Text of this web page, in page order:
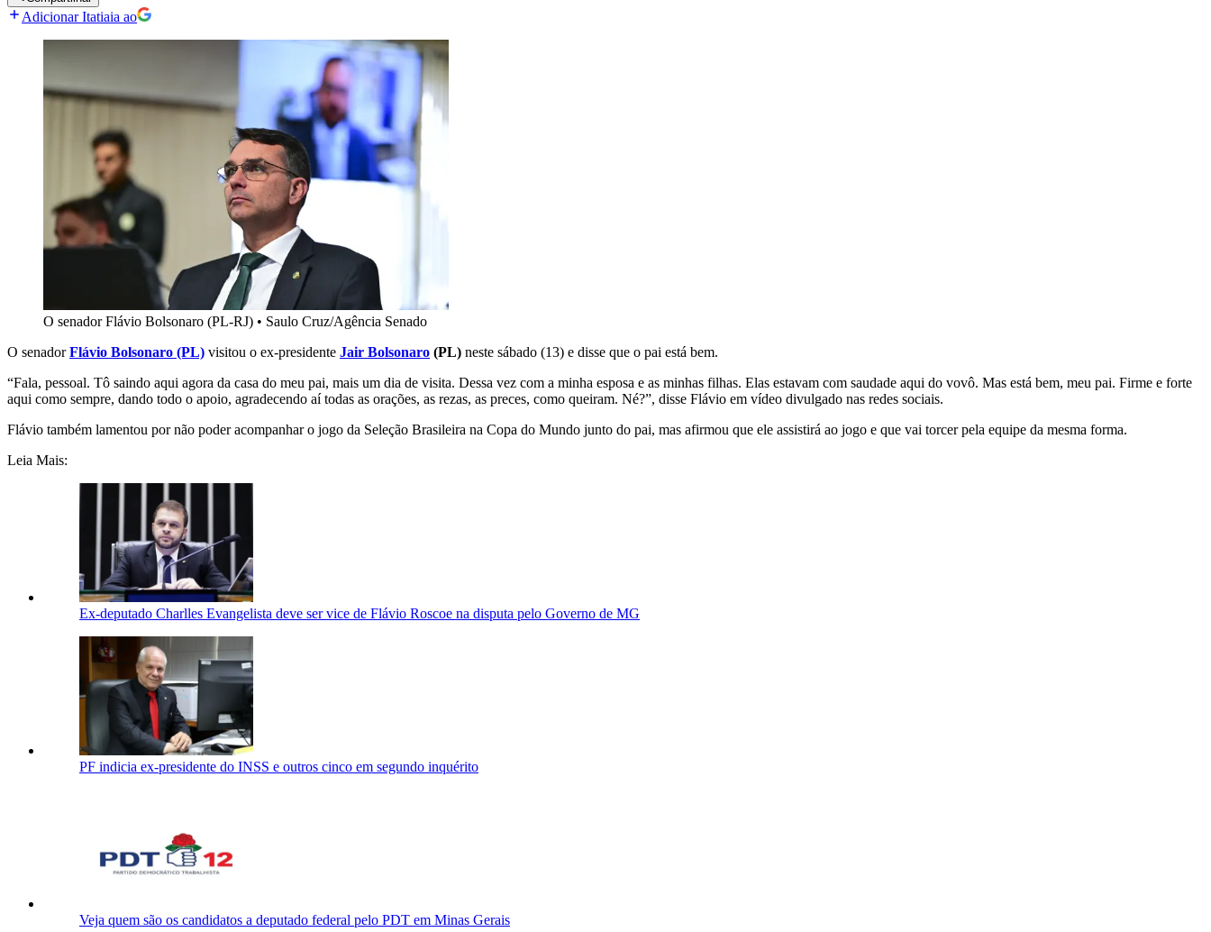
Adicionar Itatiaia ao
O senador Flávio Bolsonaro (PL-RJ) • Saulo Cruz/Agência Senado
O senadorFlávio Bolsonaro (PL) visitou o ex-presidente Jair Bolsonaro (PL) neste sábado (13) e disse que o pai está bem.
“Fala, pessoal. Tô saindo aqui agora da casa do meu pai, mais um dia de visita. Dessa vez com a minha esposa e as minhas filhas. Elas estavam com saudade aqui do vovô. Mas está bem, meu pai. Firme e forte
aqui como sempre, dando todo o apoio, agradecendo aí todas as orações, as rezas, as preces, como queiram. Né?”, disse Flávio em vídeo divulgado nas redes sociais.
Flávio também lamentou por não poder acompanhar o jogo da Seleção Brasileira na Copa do Mundo junto do pai, mas afirmou que ele assistirá ao jogo e que vai torcer pela equipe da mesma forma.
Leia Mais:
Ex-deputado Charlles Evangelista deve ser vice de Flávio Roscoe na disputa pelo Governo de MG
PF indicia ex-presidente do INSS e outros cinco em segundo inquérito
Veja quem são os candidatos a deputado federal pelo PDT em Minas Gerais